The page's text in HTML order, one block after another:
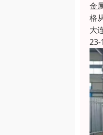
金
格
大
23-